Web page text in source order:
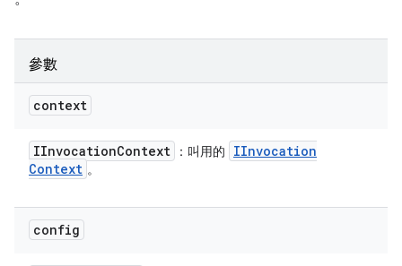
參數
context
IInvocationContext ：叫用的
IInvocation
Context 。
config